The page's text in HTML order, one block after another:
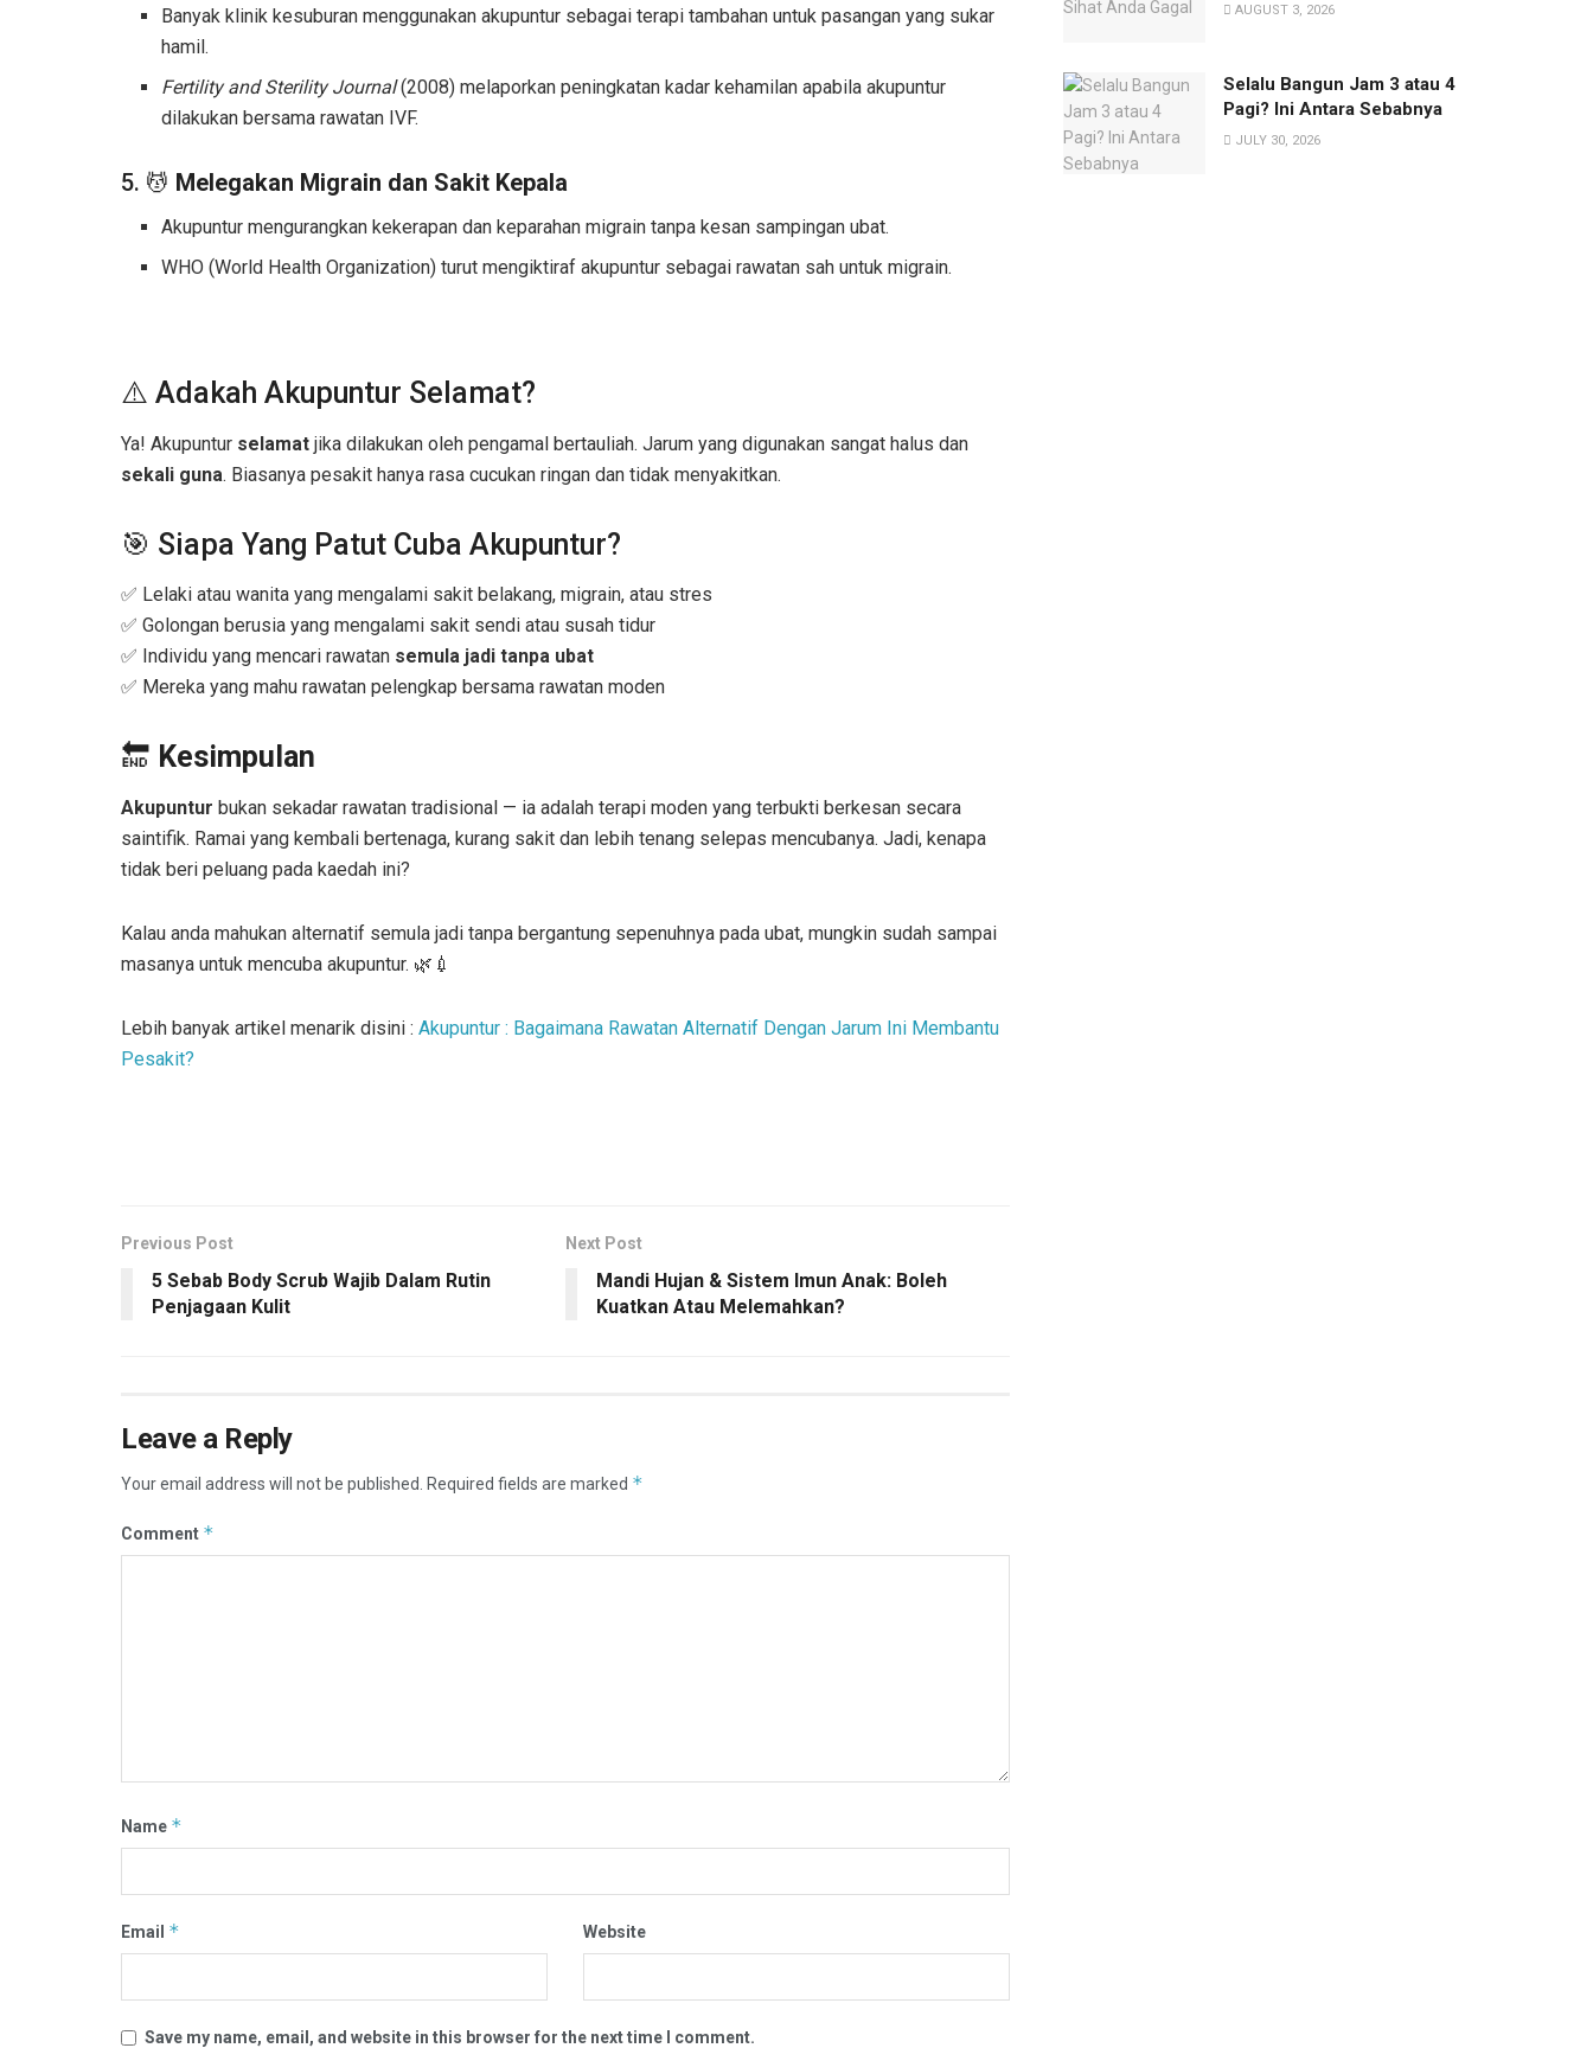
Banyak klinik kesuburan menggunakan akupuntur sebagai terapi tambahan untuk pasangan yang sukar
hamil.
Fertility and Sterility Journal(2008) melaporkan peningkatan kadar kehamilan apabila akupuntur
dilakukan bersama rawatan IVF.
5. 💆 Melegakan Migrain dan Sakit Kepala
Akupuntur mengurangkan kekerapan dan keparahan migrain tanpa kesan sampingan ubat.
WHO (World Health Organization) turut mengiktiraf akupuntur sebagai rawatan sah untuk migrain.
⚠️ Adakah Akupuntur Selamat?
Ya! Akupuntur selamat jika dilakukan oleh pengamal bertauliah. Jarum yang digunakan sangat halus dan
sekali guna. Biasanya pesakit hanya rasa cucukan ringan dan tidak menyakitkan.
🎯 Siapa Yang Patut Cuba Akupuntur?
✅ Lelaki atau wanita yang mengalami sakit belakang, migrain, atau stres
✅ Golongan berusia yang mengalami sakit sendi atau susah tidur
✅ Individu yang mencari rawatan semula jadi tanpa ubat
✅ Mereka yang mahu rawatan pelengkap bersama rawatan moden
🔚 Kesimpulan
Akupuntur bukan sekadar rawatan tradisional — ia adalah terapi moden yang terbukti berkesan secara
saintifik. Ramai yang kembali bertenaga, kurang sakit dan lebih tenang selepas mencubanya. Jadi, kenapa
tidak beri peluang pada kaedah ini?
Kalau anda mahukan alternatif semula jadi tanpa bergantung sepenuhnya pada ubat, mungkin sudah sampai
masanya untuk mencuba akupuntur. 🌿💉
Lebih banyak artikel menarik disini : Akupuntur : Bagaimana Rawatan Alternatif Dengan Jarum Ini Membantu
Pesakit?
Previous Post
5 Sebab Body Scrub Wajib Dalam Rutin
Penjagaan Kulit
Next Post
Mandi Hujan & Sistem Imun Anak: Boleh
Kuatkan Atau Melemahkan?
Leave a Reply
Your email address will not be published. Required fields are marked *
Comment *
Name *
Email * Website
Save my name, email, and website in this browser for the next time I comment.
AUGUST 3, 2026
Selalu Bangun Jam 3 atau 4
Pagi? Ini Antara Sebabnya
JULY 30, 2026